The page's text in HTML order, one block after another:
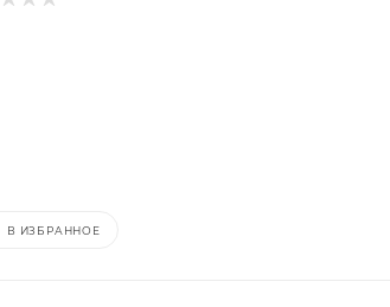
В ИЗБРАННОЕ